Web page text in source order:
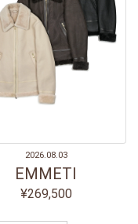
2026.08.03
EMMETI
¥269,500